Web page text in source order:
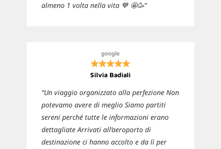
almeno 1 volta nella vita 💙 🤩🥳”
google
Silvia Badiali
“Un viaggio organizzato alla perfezione Non
potevamo avere di meglio Siamo partiti
sereni perché tutte le informazioni erano
dettagliate Arrivati all’aeroporto di
destinazione ci hanno accolto e da lì per